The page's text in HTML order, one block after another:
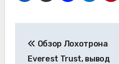
по
Обзор Лохотрона
Everest Trust, вывод